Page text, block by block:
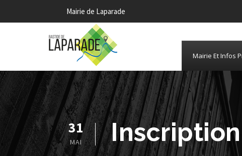
Mairie de Laparade
Mairie Et Infos
31
MAI